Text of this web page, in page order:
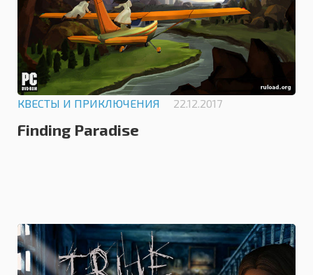
КВЕСТЫ И ПРИКЛЮЧЕНИЯ 22.12.2017
Finding Paradise
0.0